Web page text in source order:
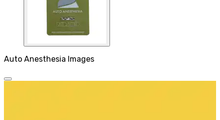
Auto Anesthesia Images